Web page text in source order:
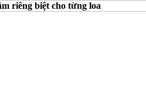
riêng biệt cho từng loa